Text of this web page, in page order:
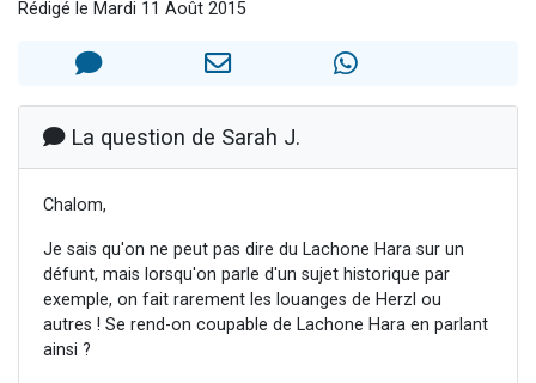
Il reste 49 places pour étudier en groupe sur Zoom
12 nouvelles musiques dans Torah-Box Music
2 personnes viennent de nous rejoindre sur WhatsApp
Rédigé le Mardi 11 Août 2015
La question de Sarah J.
Chalom,
Je sais qu'on ne peut pas dire du Lachone Hara sur un
défunt, mais lorsqu'on parle d'un sujet historique par
exemple, on fait rarement les louanges de Herzl ou
autres ! Se rend-on coupable de Lachone Hara en parlant
ainsi ?